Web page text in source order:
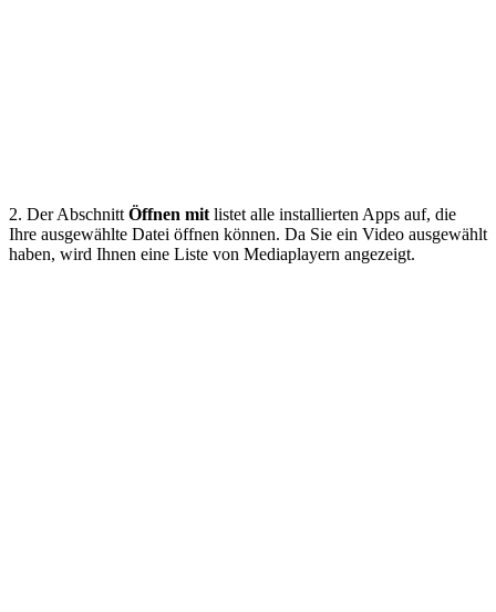
2. Der Abschnitt Öffnen mit listet alle installierten Apps auf, die
Ihre ausgewählte Datei öffnen können. Da Sie ein Video ausgewählt
haben, wird Ihnen eine Liste von Mediaplayern angezeigt.